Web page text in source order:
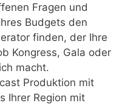
Fragen und
Budgets den
finden, der Ihre
Kongress, Gala oder
macht.
Produktion mit
Ihrer Region mit